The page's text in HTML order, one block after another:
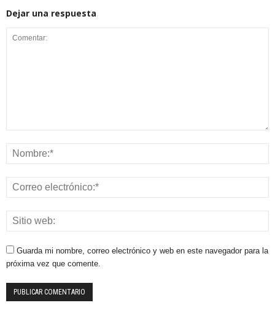
Dejar una respuesta
Guarda mi nombre, correo electrónico y web en este navegador para la
próxima vez que comente.